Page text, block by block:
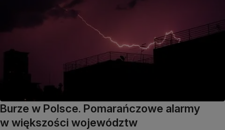
Burze w Polsce. Pomarańczowe alarmy
w większości województw